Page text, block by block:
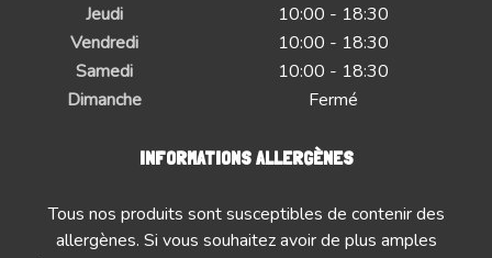
Jeudi
10:00 - 18:30
Vendredi
10:00 - 18:30
Samedi
10:00 - 18:30
Dimanche
Fermé
INFORMATIONS ALLERGÈNES
Tous nos produits sont susceptibles de contenir des
allergènes. Si vous souhaitez avoir de plus amples